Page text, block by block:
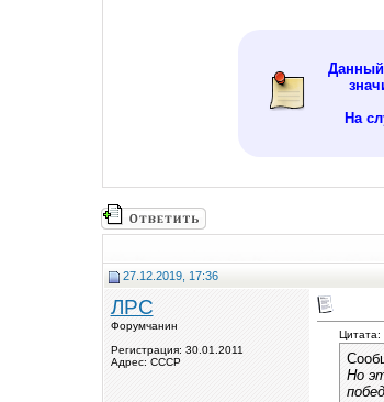
Данный
На
27.12.2019, 17:36
ЛРС
Форумчанин
Регистрация: 30.01.2011
Адрес: СССР
Цитата:
Но